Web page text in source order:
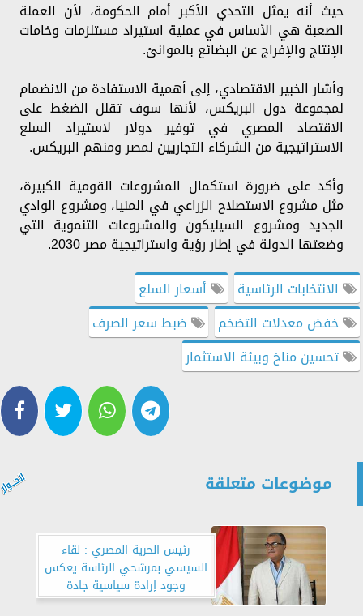
حيث أنه يمثل التحدي الأكبر أمام الحكومة، لأن العملة
الصعبة هي الأساس في عملية استيراد مستلزمات وخامات
الإنتاج والإفراج عن البضائع بالموانئ.
وأشار الخبير الاقتصادي، إلى أهمية الاستفادة من الانضمام
لمجموعة دول البريكس، لأنها سوف تقلل الضغط على
الاقتصاد المصري في توفير دولار لاستيراد السلع
الاستراتيجية من الشركاء التجاريين لمصر ومنهم البريكس.
وأكد على ضرورة استكمال المشروعات القومية الكبيرة،
مثل مشروع الاستصلاح الزراعي في المنيا، ومشروع الوادي
الجديد ومشروع السيليكون والمشروعات التنموية التي
وضعتها الدولة في إطار رؤية واستراتيجية مصر 2030.
الانتخابات الرئاسية
أسعار السلع
خفض معدلات التضخم
ضبط سعر الصرف
تحسين مناخ وبيئة الاستثمار
موضوعات متعلقة
رئيس الحرية المصري : لقاء
السيسي بمرشحي الرئاسة يعكس
وجود إرادة سياسية جادة